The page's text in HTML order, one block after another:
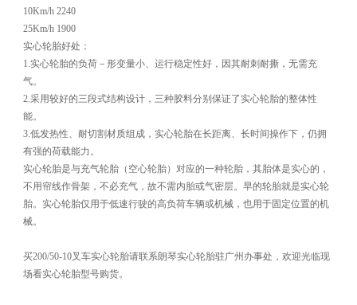
10Km/h 2240
25Km/h 1900
实心轮胎好处：
1.实心轮胎的负荷－形变量小、运行稳定性好，因其耐刺耐撕，无需充
气。
2.采用较好的三段式结构设计，三种胶料分别保证了实心轮胎的整体性
能。
3.低发热性、耐切割材质组成，实心轮胎在长距离、长时间操作下，仍拥
有强的荷载能力。
实心轮胎是与充气轮胎（空心轮胎）对应的一种轮胎，其胎体是实心的，
不用帘线作骨架，不必充气，故不需内胎或气密层。早的轮胎就是实心轮
胎。实心轮胎仅用于低速行驶的高负荷车辆或机械，也用于固定位置的机
械。
买200/50-10叉车实心轮胎请联系朗琴实心轮胎驻广州办事处，欢迎光临现
场看实心轮胎型号购货。